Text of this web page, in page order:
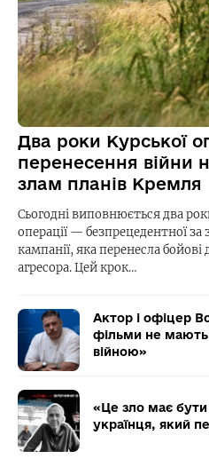
Два роки Курської
перенесення війни
злам планів Кремля
Сьогодні виповнюється два
операції — безпрецедентної
кампанії, яка перенесла
агресора. Цей крок…
Актор і офіцер
фільми не мають
війною»
«Це зло має
українця, який